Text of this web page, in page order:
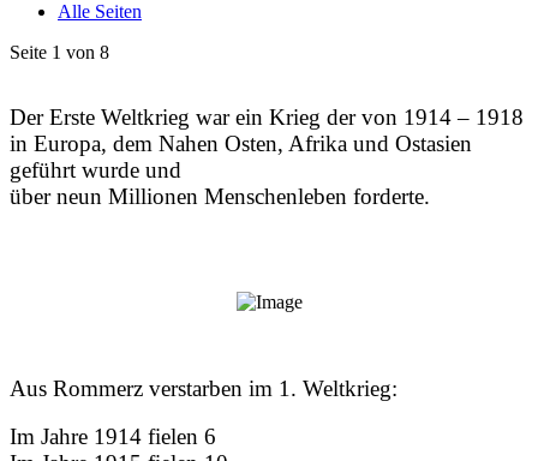
Alle Seiten
Seite 1 von 8
Der Erste Weltkrieg war ein Krieg der von 1914 – 1918
in Europa, dem Nahen Osten, Afrika und Ostasien
geführt wurde und
über neun Millionen Menschenleben forderte.
Aus Rommerz verstarben im 1. Weltkrieg:
Im Jahre 1914 fielen 6